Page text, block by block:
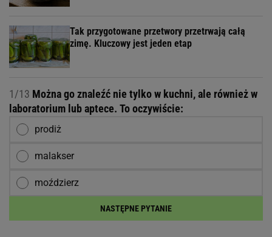
Tak przygotowane przetwory przetrwają całą
zimę. Kluczowy jest jeden etap
1/13 Można go znaleźć nie tylko w kuchni, ale również w
laboratorium lub aptece. To oczywiście:
prodiż
malakser
moździerz
NASTĘPNE PYTANIE